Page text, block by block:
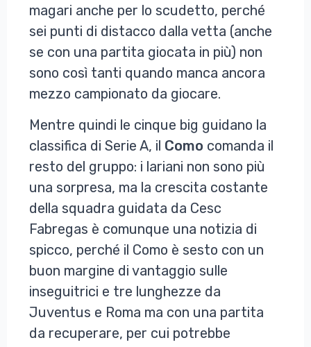
magari anche per lo scudetto, perché
sei punti di distacco dalla vetta (anche
se con una partita giocata in più) non
sono così tanti quando manca ancora
mezzo campionato da giocare.
Mentre quindi le cinque big guidano la
classifica di Serie A, il Como comanda il
resto del gruppo: i lariani non sono più
una sorpresa, ma la crescita costante
della squadra guidata da Cesc
Fabregas è comunque una notizia di
spicco, perché il Como è sesto con un
buon margine di vantaggio sulle
inseguitrici e tre lunghezze da
Juventus e Roma ma con una partita
da recuperare, per cui potrebbe